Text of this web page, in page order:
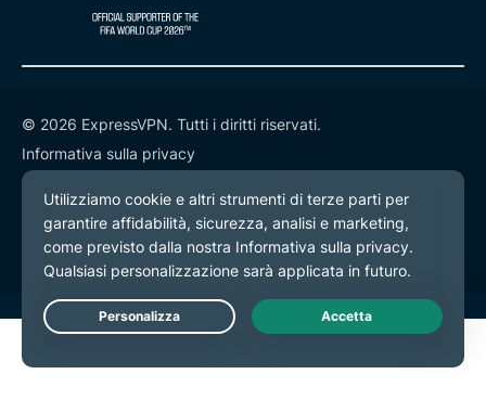
© 2026 ExpressVPN. Tutti i diritti riservati.
Informativa sulla privacy
Termini di servizio
Preferenze cookie
Live Chat